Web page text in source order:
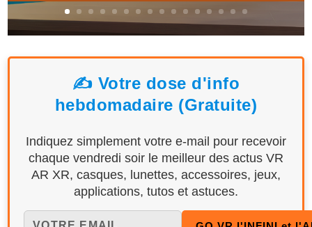
✍️ Votre dose d'info
hebdomadaire (Gratuite)
Indiquez simplement votre e-mail pour recevoir
chaque vendredi soir le meilleur des actus VR
AR XR, casques, lunettes, accessoires, jeux,
applications, tutos et astuces.